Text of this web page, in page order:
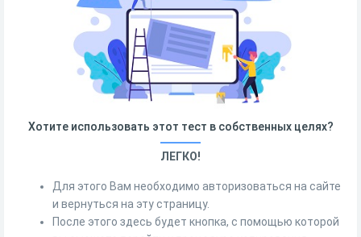
Хотите использовать этот тест в собственных целях?
ЛЕГКО!
Для этого Вам необходимо авторизоваться на сайте
и вернуться на эту страницу.
После этого здесь будет кнопка, с помощью которой